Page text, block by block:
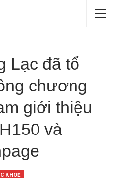
Lạc đã tổ
chương
giới thiệu
và
KHOẺ